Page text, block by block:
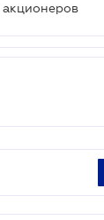
акционеров